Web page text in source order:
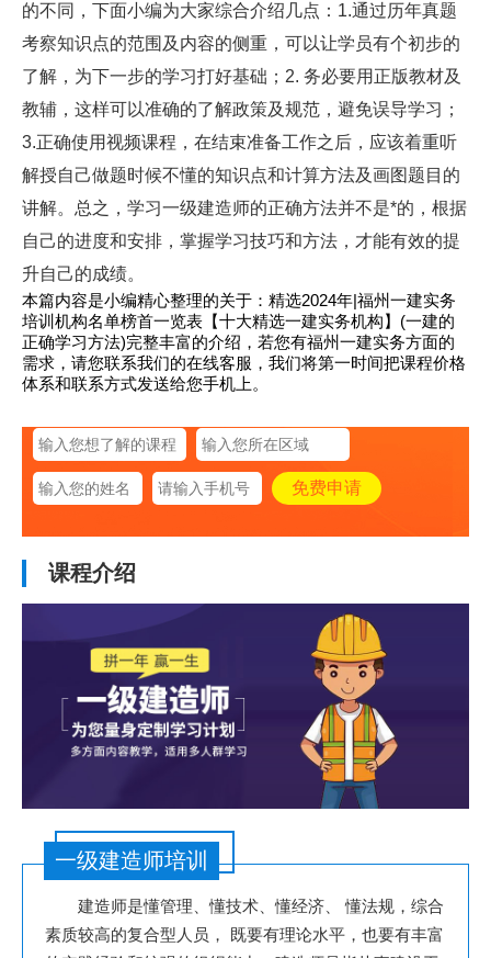
的不同，下面小编为大家综合介绍几点：1.通过历年真题
考察知识点的范围及内容的侧重，可以让学员有个初步的
了解，为下一步的学习打好基础；2. 务必要用正版教材及
教辅，这样可以准确的了解政策及规范，避免误导学习；
3.正确使用视频课程，在结束准备工作之后，应该着重听
解授自己做题时候不懂的知识点和计算方法及画图题目的
讲解。总之，学习一级建造师的正确方法并不是*的，根据
自己的进度和安排，掌握学习技巧和方法，才能有效的提
升自己的成绩。
本篇内容是小编精心整理的关于：精选2024年|福州一建实务
培训机构名单榜首一览表【十大精选一建实务机构】(一建的
正确学习方法)完整丰富的介绍，若您有福州一建实务方面的
需求，请您联系我们的在线客服，我们将第一时间把课程价格
体系和联系方式发送给您手机上。
课程介绍
一级建造师培训
建造师是懂管理、懂技术、懂经济、 懂法规，综合
素质较高的复合型人员， 既要有理论水平，也要有丰富